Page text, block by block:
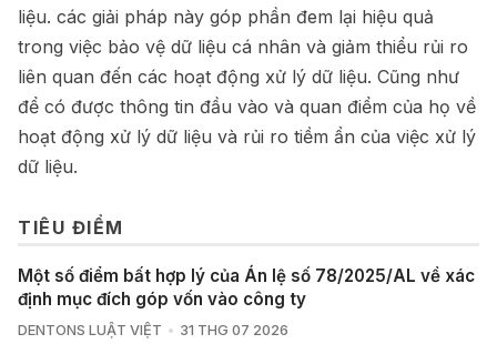
liệu. các giải pháp này góp phần đem lại hiệu quả
trong việc bảo vệ dữ liệu cá nhân và giảm thiểu rủi ro
liên quan đến các hoạt động xử lý dữ liệu. Cũng như
để có được thông tin đầu vào và quan điểm của họ về
hoạt động xử lý dữ liệu và rủi ro tiềm ẩn của việc xử lý
dữ liệu.
TIÊU ĐIỂM
Một số điểm bất hợp lý của Án lệ số 78/2025/AL về xác
định mục đích góp vốn vào công ty
DENTONS LUẬT VIỆT 31 THG 07 2026